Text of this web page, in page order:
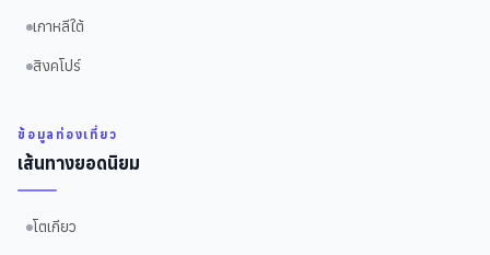
เกาหลีใต้
สิงคโปร์
ข้อมูลท่องเที่ยว
เส้นทางยอดนิยม
โตเกียว